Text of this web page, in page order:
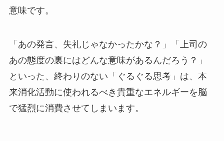
意味です。
「あの発言、失礼じゃなかったかな？」「上司の
あの態度の裏にはどんな意味があるんだろう？」
といった、終わりのない「ぐるぐる思考」は、本
来消化活動に使われるべき貴重なエネルギーを脳
で猛烈に消費させてしまいます。